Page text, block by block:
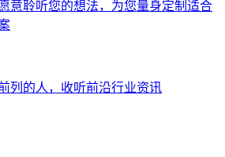
意聆听您的想法，为您量身定制适合
列的人，收听前沿行业资讯